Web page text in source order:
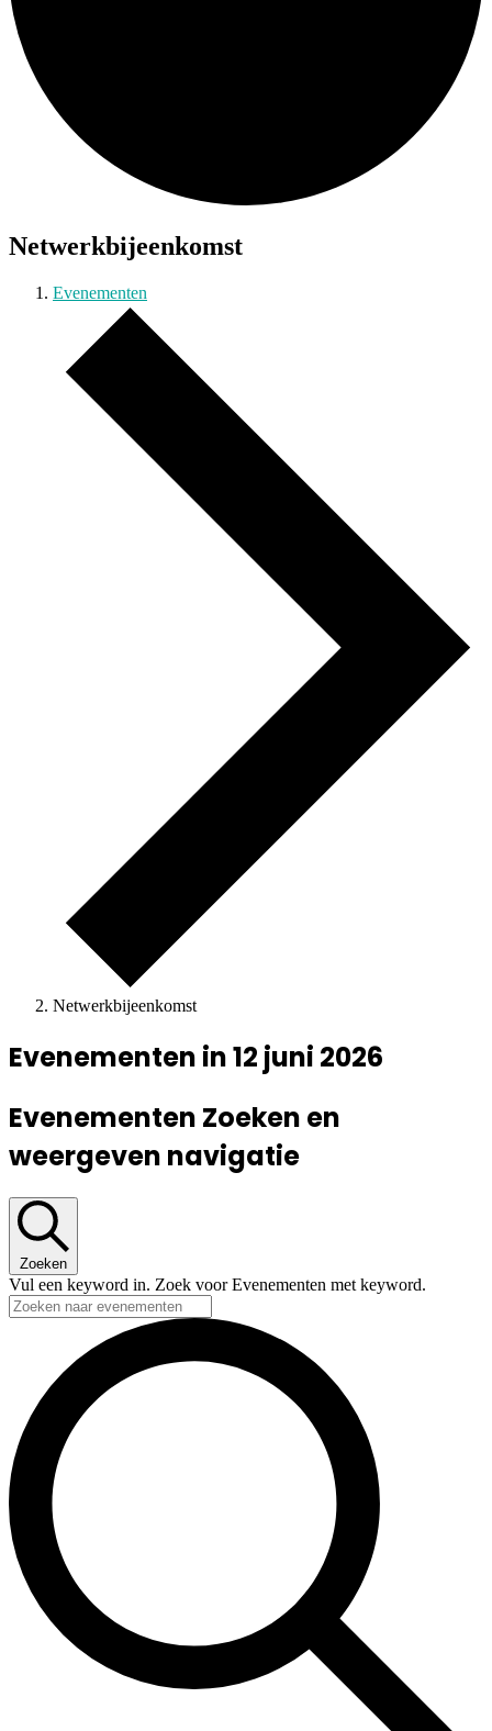
Netwerkbijeenkomst
Evenementen
Netwerkbijeenkomst
Evenementen in 12 juni 2026
Evenementen Zoeken en
weergeven navigatie
Zoeken
Vul een keyword in. Zoek voor Evenementen met keyword.